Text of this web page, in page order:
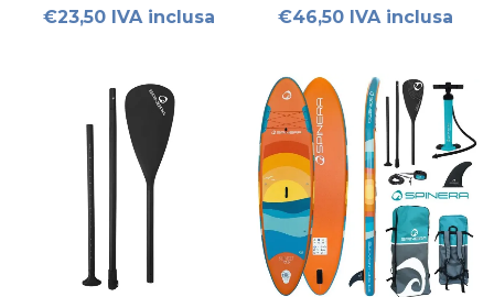
€23,50 IVA inclusa €46,50 IVA inclusa